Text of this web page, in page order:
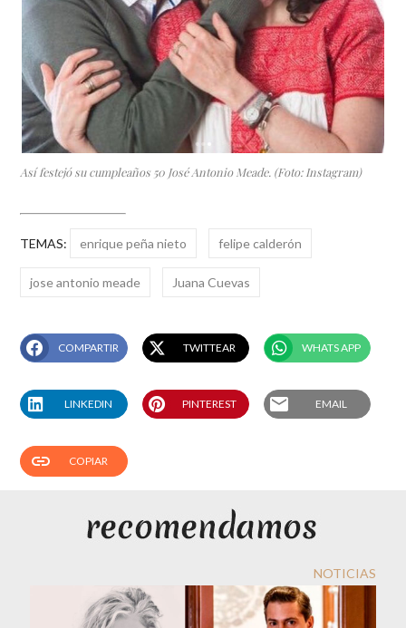
Así festejó su cumpleaños 50 José Antonio Meade. (Foto: Instagram)
TEMAS: enrique peña nieto felipe calderón
jose antonio meade Juana Cuevas
COMPARTIR TWITTEAR WHATS APP
LINKEDIN PINTEREST email EMAIL
link COPIAR
NOTICIAS